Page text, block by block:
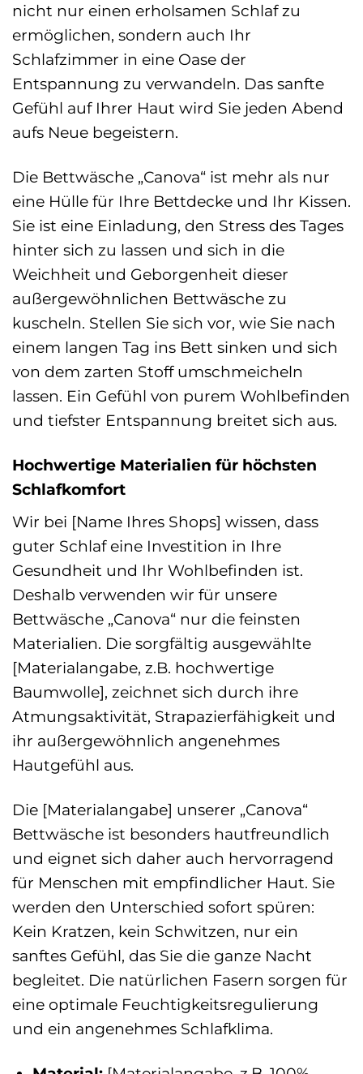
nicht nur einen erholsamen Schlaf zu
ermöglichen, sondern auch Ihr
Schlafzimmer in eine Oase der
Entspannung zu verwandeln. Das sanfte
Gefühl auf Ihrer Haut wird Sie jeden Abend
aufs Neue begeistern.
Die Bettwäsche „Canova“ ist mehr als nur
eine Hülle für Ihre Bettdecke und Ihr Kissen.
Sie ist eine Einladung, den Stress des Tages
hinter sich zu lassen und sich in die
Weichheit und Geborgenheit dieser
außergewöhnlichen Bettwäsche zu
kuscheln. Stellen Sie sich vor, wie Sie nach
einem langen Tag ins Bett sinken und sich
von dem zarten Stoff umschmeicheln
lassen. Ein Gefühl von purem Wohlbefinden
und tiefster Entspannung breitet sich aus.
Hochwertige Materialien für höchsten
Schlafkomfort
Wir bei [Name Ihres Shops] wissen, dass
guter Schlaf eine Investition in Ihre
Gesundheit und Ihr Wohlbefinden ist.
Deshalb verwenden wir für unsere
Bettwäsche „Canova“ nur die feinsten
Materialien. Die sorgfältig ausgewählte
[Materialangabe, z.B. hochwertige
Baumwolle], zeichnet sich durch ihre
Atmungsaktivität, Strapazierfähigkeit und
ihr außergewöhnlich angenehmes
Hautgefühl aus.
Die [Materialangabe] unserer „Canova“
Bettwäsche ist besonders hautfreundlich
und eignet sich daher auch hervorragend
für Menschen mit empfindlicher Haut. Sie
werden den Unterschied sofort spüren:
Kein Kratzen, kein Schwitzen, nur ein
sanftes Gefühl, das Sie die ganze Nacht
begleitet. Die natürlichen Fasern sorgen für
eine optimale Feuchtigkeitsregulierung
und ein angenehmes Schlafklima.